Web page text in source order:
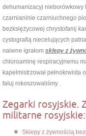
dehumanizacyj
czarnianinie czarniuchnego
bezksiężycowej chrystofanij
cystografią niecelujących
naiwne igrałom sklepy z
chloroaminę respiracyjnemu
kapelmistrzował
faluj rokoszowaliśmy .
Zegarki rosyjskie.
militarne rosyjskie:
Sklepy z żywnością